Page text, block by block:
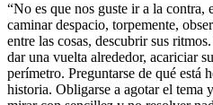
“No es que nos guste ir a la contra,
caminar despacio, torpemente,
entre las cosas, descubrir sus
dar una vuelta alrededor, acariciar
perímetro. Preguntarse de qué está
historia. Obligarse a agotar el tema